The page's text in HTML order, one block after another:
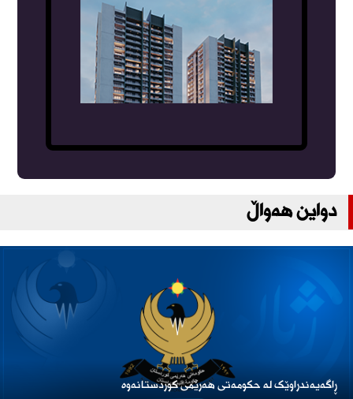
دواین هەواڵ
ڕاگەیەندراوێک لە حکومەتی هەرێمی کوردستانەوە